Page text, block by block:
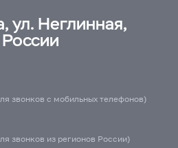
ул. Неглинная,
звонков с мобильных телефонов)
звонков из регионов России)